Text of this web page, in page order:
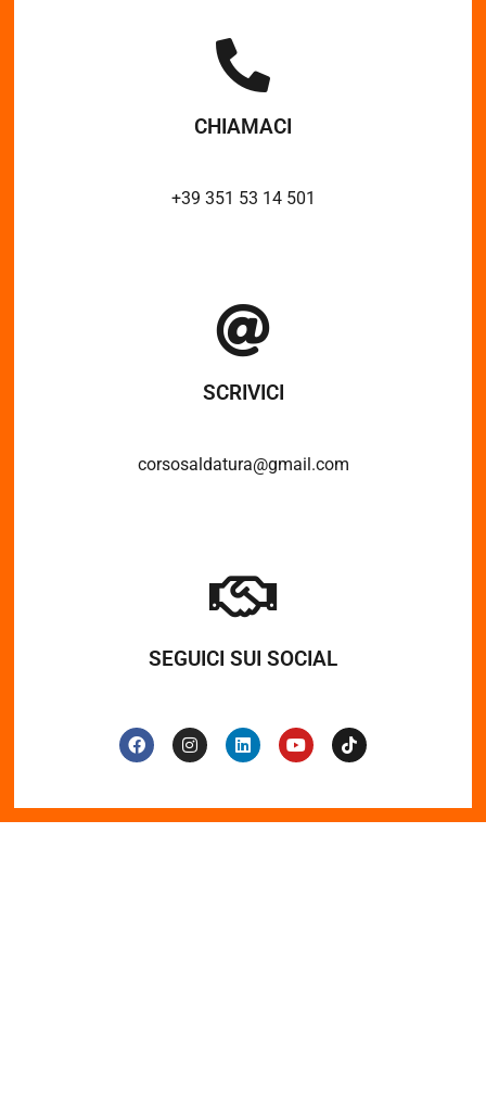
CHIAMACI
+39 351 53 14 501
SCRIVICI
corsosaldatura@gmail.com
SEGUICI SUI SOCIAL